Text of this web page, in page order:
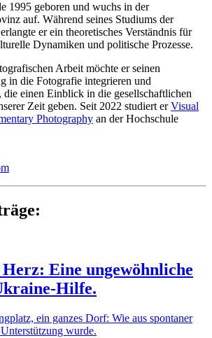
1995 geboren und wuchs in der
auf. Während seines Studiums der
er ein theoretisches Verständnis für
Dynamiken und politische Prozesse.
Arbeit möchte er seinen
in die Fotografie integrieren und
die einen Einblick in die gesellschaftlichen
Zeit geben. Seit 2022 studiert erVisual
Photography an der Hochschule
Eine ungewöhnliche
Hilfe.
ein ganzes Dorf: Wie aus spontaner
wurde.